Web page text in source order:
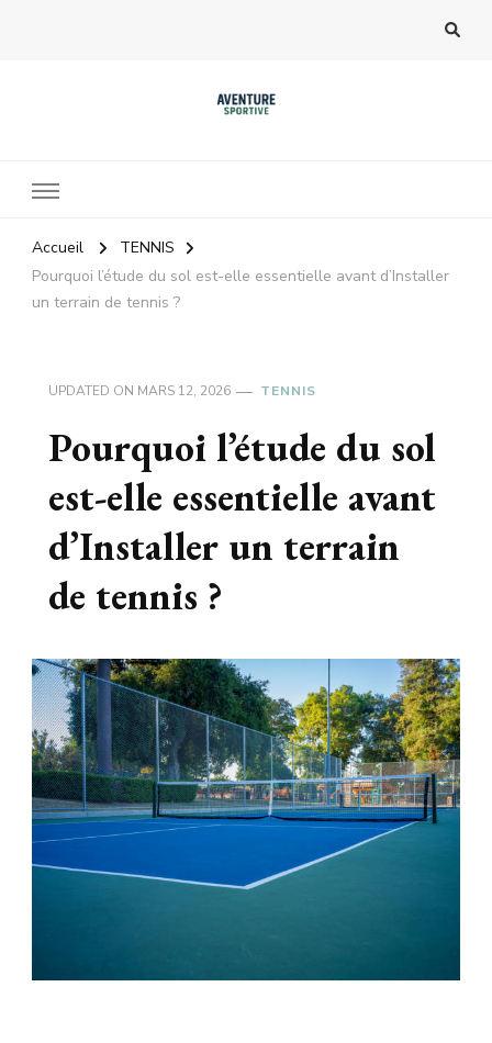
Accueil
TENNIS
Pourquoi l’étude du sol est-elle essentielle avant d’Installer
un terrain de tennis ?
UPDATED ON MARS 12, 2026 TENNIS
Pourquoi l’étude du sol
est-elle essentielle avant
d’Installer un terrain
de tennis ?